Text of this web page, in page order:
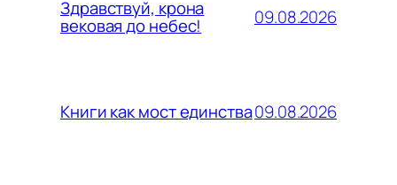
Здравствуй, крона
вековая до небес! 09.08.2026
Книги как мост единства09.08.2026